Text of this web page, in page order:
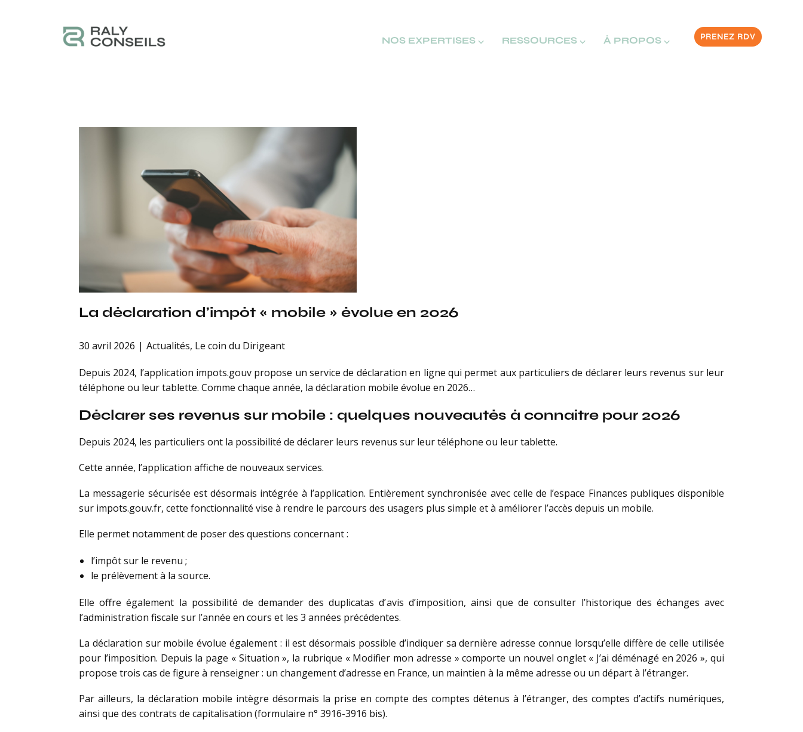
PRENEZ RDV
NOS EXPERTISES ⌵ RESSOURCES ⌵ À PROPOS ⌵
La déclaration d’impôt « mobile » évolue en 2026
30 avril 2026 Actualités, Le coin du Dirigeant
Depuis 2024, l’application impots.gouv propose un service de déclaration en ligne qui permet aux particuliers de déclarer leurs revenus sur leur
téléphone ou leur tablette. Comme chaque année, la déclaration mobile évolue en 2026…
Déclarer ses revenus sur mobile : quelques nouveautés à connaître pour 2026
Depuis 2024, les particuliers ont la possibilité de déclarer leurs revenus sur leur téléphone ou leur tablette.
Cette année, l’application affiche de nouveaux services.
La messagerie sécurisée est désormais intégrée à l’application. Entièrement synchronisée avec celle de l’espace Finances publiques disponible
sur impots.gouv.fr, cette fonctionnalité vise à rendre le parcours des usagers plus simple et à améliorer l’accès depuis un mobile.
Elle permet notamment de poser des questions concernant :
l’impôt sur le revenu ;
le prélèvement à la source.
Elle offre également la possibilité de demander des duplicatas d’avis d’imposition, ainsi que de consulter l’historique des échanges avec
l’administration fiscale sur l’année en cours et les 3 années précédentes.
La déclaration sur mobile évolue également : il est désormais possible d’indiquer sa dernière adresse connue lorsqu’elle diffère de celle utilisée
pour l’imposition. Depuis la page « Situation », la rubrique « Modifier mon adresse » comporte un nouvel onglet « J’ai déménagé en 2026 », qui
propose trois cas de figure à renseigner : un changement d’adresse en France, un maintien à la même adresse ou un départ à l’étranger.
Par ailleurs, la déclaration mobile intègre désormais la prise en compte des comptes détenus à l’étranger, des comptes d’actifs numériques,
ainsi que des contrats de capitalisation (formulaire n° 3916-3916 bis).